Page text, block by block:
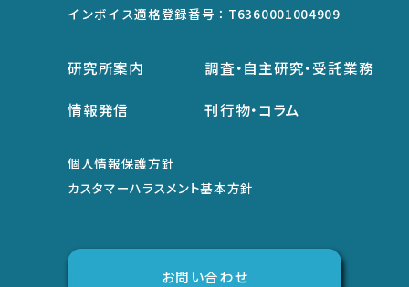
インボイス適格登録番号： T6360001004909
研究所案内
情報発信
調査・自主研究・受託業務
刊行物・コラム
個人情報保護方針
カスタマーハラスメント基本方針
お問い合わせ